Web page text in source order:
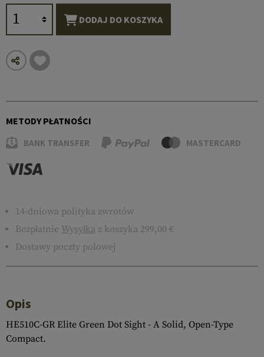
DODAJ DO KOSZYKA
METODY PŁATNOŚCI
BANK TRANSFER MASTERCARD
14-dniowa polityka zwrotów
Bezpłatnie Wysyłka z koszyka 299,00 €
Dostawy poczty polowej
Opis
HE510C-GR Elite Green Dot Sight - A Solid, Open-Type
Compact.